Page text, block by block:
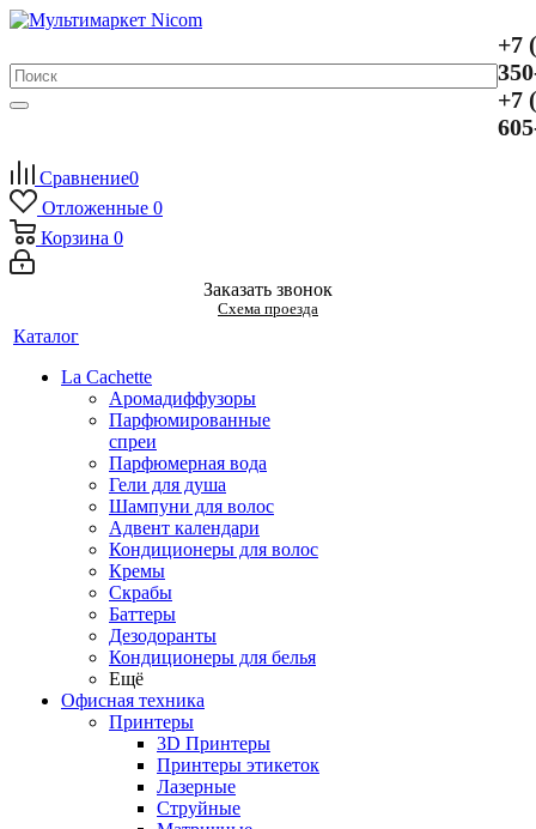
+7
+7
Сравнение0
Отложенные 0
Корзина 0
Заказать звонок
Схема проезда
Каталог
La Cachette
Аромадиффузоры
Парфюмированные
спреи
Парфюмерная вода
Гели для душа
Шампуни для волос
Адвент календари
Кондиционеры для волос
Кремы
Скрабы
Баттеры
Дезодоранты
Кондиционеры для белья
Ещё
Офисная техника
Принтеры
3D Принтеры
Принтеры этикеток
Лазерные
Струйные